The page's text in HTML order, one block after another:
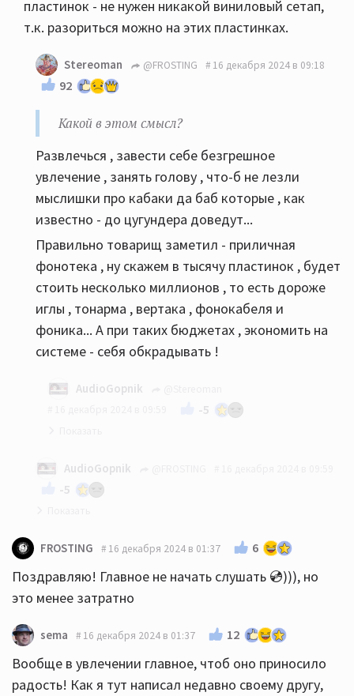
пластинок - не нужен никакой виниловый сетап,
т.к. разориться можно на этих пластинках.
Stereoman @FROSTING 16 декабря 2024 в 09:18
92
Какой в этом смысл?
Развлечься , завести себе безгрешное
увлечение , занять голову , что-б не лезли
мыслишки про кабаки да баб которые , как
известно - до цугундера доведут...
Правильно товарищ заметил - приличная
фонотека , ну скажем в тысячу пластинок , будет
стоить несколько миллионов , то есть дороже
иглы , тонарма , вертака , фонокабеля и
фоника... А при таких бюджетах , экономить на
системе - себя обкрадывать !
AudioGopnik
-5
AudioGopnik
-5
уважаемый СтереоМан - всё правильно написал..
😎
FROSTING 16 декабря 2024 в 01:37 6
Поздравляю! Главное не начать слушать 💿))), но
это менее затратно
sema 16 декабря 2024 в 01:37 12
Вообще в увлечении главное, чтоб оно приносило
радость! Как я тут написал недавно своему другу,